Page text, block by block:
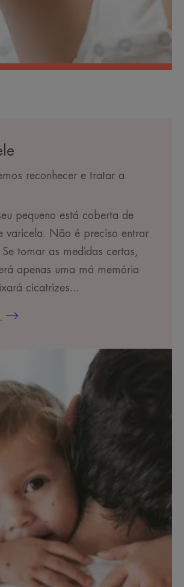
reconhecer e tratar a
pequeno está coberta de
varicela. Não é preciso entrar
tomar as medidas certas,
apenas uma má memória
cicatrizes...